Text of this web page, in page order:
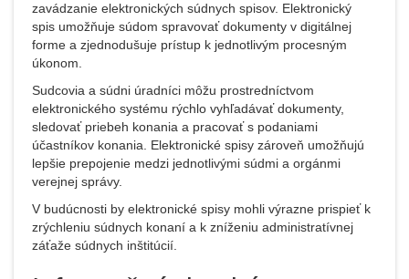
zavádzanie elektronických súdnych spisov. Elektronický
spis umožňuje súdom spravovať dokumenty v digitálnej
forme a zjednodušuje prístup k jednotlivým procesným
úkonom.
Sudcovia a súdni úradníci môžu prostredníctvom
elektronického systému rýchlo vyhľadávať dokumenty,
sledovať priebeh konania a pracovať s podaniami
účastníkov konania. Elektronické spisy zároveň umožňujú
lepšie prepojenie medzi jednotlivými súdmi a orgánmi
verejnej správy.
V budúcnosti by elektronické spisy mohli výrazne prispieť k
zrýchleniu súdnych konaní a k zníženiu administratívnej
záťaže súdnych inštitúcií.